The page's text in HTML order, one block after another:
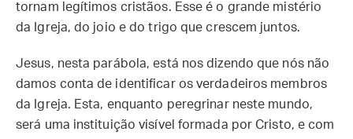
tornam legítimos cristãos. Esse é o grande mistério
da Igreja, do joio e do trigo que crescem juntos.
Jesus, nesta parábola, está nos dizendo que nós não
damos conta de identificar os verdadeiros membros
da Igreja. Esta, enquanto peregrinar neste mundo,
será uma instituição visível formada por Cristo, e com